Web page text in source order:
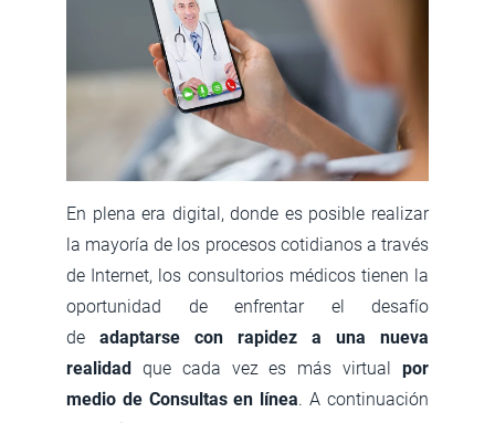
En plena era digital, donde es posible realizar
la mayoría de los procesos cotidianos a través
de Internet, los consultorios médicos tienen la
oportunidad de enfrentar el desafío
de
adaptarse con rapidez a una nueva
realidad que cada vez es más virtual por
medio de Consultas en línea. A continuación